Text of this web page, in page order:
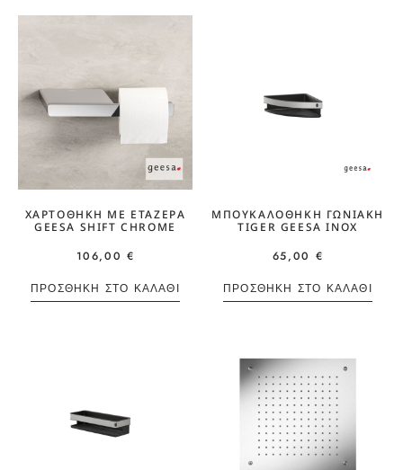
ΧΑΡΤΟΘΉΚΗ ΜΕ ΕΤΑΖΈΡΑ
GEESA SHIFT CHROME
106,00 €
ΠΡΟΣΘΉΚΗ ΣΤΟ ΚΑΛΆΘΙ
ΜΠΟΥΚΑΛΟΘΉΚΗ ΓΩΝΙΑΚΉ
TIGER GEESA INOX
65,00 €
ΠΡΟΣΘΉΚΗ ΣΤΟ ΚΑΛΆΘΙ